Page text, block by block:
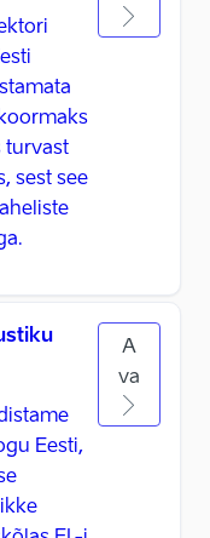
turvast
sest see
Eesti,
A
va